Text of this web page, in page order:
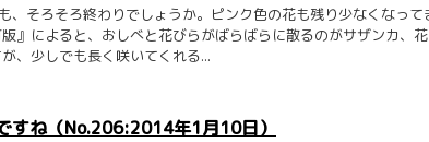
、そろそろ終わりでしょうか。ピンク色の花も残り少なくなっ
』によると、おしべと花びらがばらばらに散るのがサザンカ、
、少しでも長く咲いてくれる...
すね（No.206:2014年1月10日）